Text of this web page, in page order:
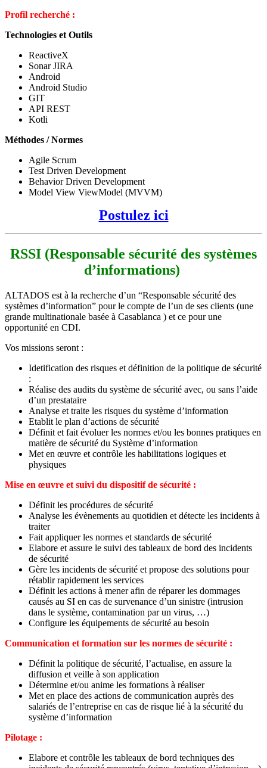
Profil recherché :
Technologies et Outils
ReactiveX
Sonar JIRA
Android
Android Studio
GIT
API REST
Kotli
Méthodes / Normes
Agile Scrum
Test Driven Development
Behavior Driven Development
Model View ViewModel (MVVM)
Postulez ici
RSSI (Responsable sécurité des systèmes
d’informations)
ALTADOS est à la recherche d’un “Responsable sécurité des
systèmes d’information” pour le compte de l’un de ses clients (une
grande multinationale basée à Casablanca ) et ce pour une
opportunité en CDI.
Vos missions seront :
Idetification des risques et définition de la politique de sécurité
:
Réalise des audits du système de sécurité avec, ou sans l’aide
d’un prestataire
Analyse et traite les risques du système d’information
Etablit le plan d’actions de sécurité
Définit et fait évoluer les normes et/ou les bonnes pratiques en
matière de sécurité du Système d’information
Met en œuvre et contrôle les habilitations logiques et
physiques
Mise en œuvre et suivi du dispositif de sécurité :
Définit les procédures de sécurité
Analyse les évènements au quotidien et détecte les incidents à
traiter
Fait appliquer les normes et standards de sécurité
Elabore et assure le suivi des tableaux de bord des incidents
de sécurité
Gère les incidents de sécurité et propose des solutions pour
rétablir rapidement les services
Définit les actions à mener afin de réparer les dommages
causés au SI en cas de survenance d’un sinistre (intrusion
dans le système, contamination par un virus, …)
Configure les équipements de sécurité au besoin
Communication et formation sur les normes de sécurité :
Définit la politique de sécurité, l’actualise, en assure la
diffusion et veille à son application
Détermine et/ou anime les formations à réaliser
Met en place des actions de communication auprès des
salariés de l’entreprise en cas de risque lié à la sécurité du
système d’information
Pilotage :
Elabore et contrôle les tableaux de bord techniques des